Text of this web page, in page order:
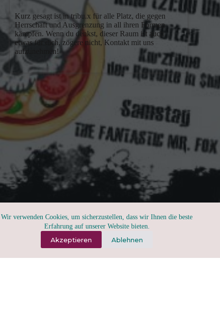
Wir verwenden Cookies, um sicherzustellen, dass wir Ihnen die beste
Erfahrung auf unserer Website bieten.
Akzeptieren Ablehnen
Kurz gesagt ist in tribu.x für alle Platz, die gegen
Herrschaft und Ausgrenzung in all ihren Formen
kämpfen. Wenn du denkst, dieser Raum ist auch
etwas für dich, zögere nicht, Kontakt mit uns
aufzunehmen!